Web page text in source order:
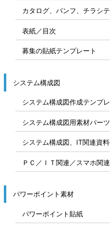
カタログ、パンフ、チラシ
表紙／目次
募集の貼紙テンプレート
システム構成図
システム構成図作成テンプ
システム構成図用素材パーツ
システム構成図、IT関連資
ＰＣ／ＩＴ関連／スマホ関
パワーポイント素材
パワーポイント貼紙